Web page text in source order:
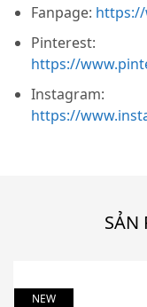
Fanpage:
Pinterest:
https://
Instagram:
https://
SẢN
NEW